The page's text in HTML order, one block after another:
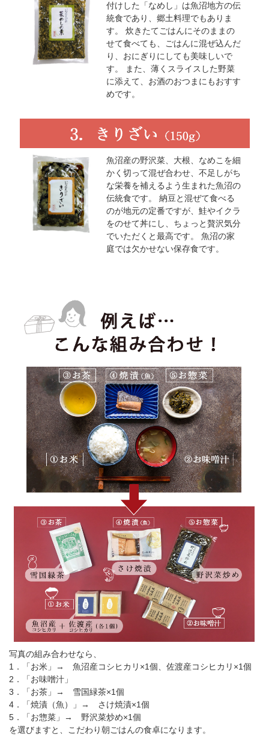
付けした「なめし」は魚沼地方の伝
統食であり、郷土料理でもありま
す。 炊きたてごはんにそのままの
せて食べても、ごはんに混ぜ込んだ
り、おにぎりにしても美味しいで
す。 また、薄くスライスした野菜
に添えて、お酒のおつまにもおすす
めです。
魚沼産の野沢菜、大根、なめこを細
かく切って混ぜ合わせ、不足しがち
な栄養を補えるよう生まれた魚沼の
伝統食です。 納豆と混ぜて食べる
のが地元の定番ですが、鮭やイクラ
をのせて丼にし、ちょっと贅沢気分
でいただくと最高です。 魚沼の家
庭では欠かせない保存食です。
写真の組み合わせなら、
1．「お米」→ 魚沼産コシヒカリ×1個、佐渡産コシヒカリ×1個
2．「お味噌汁」
3．「お茶」→ 雪国緑茶×1個
4．「焼漬（魚）」→ さけ焼漬×1個
5．「お惣菜」→ 野沢菜炒め×1個
を選びますと、こだわり朝ごはんの食卓になります。